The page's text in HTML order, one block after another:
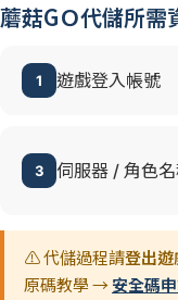
蘑菇GＯ代儲所需
1 遊戲登入帳號
3 伺服器 / 角色
⚠️ 代儲過程請登出遊
原碼教學 →安全碼